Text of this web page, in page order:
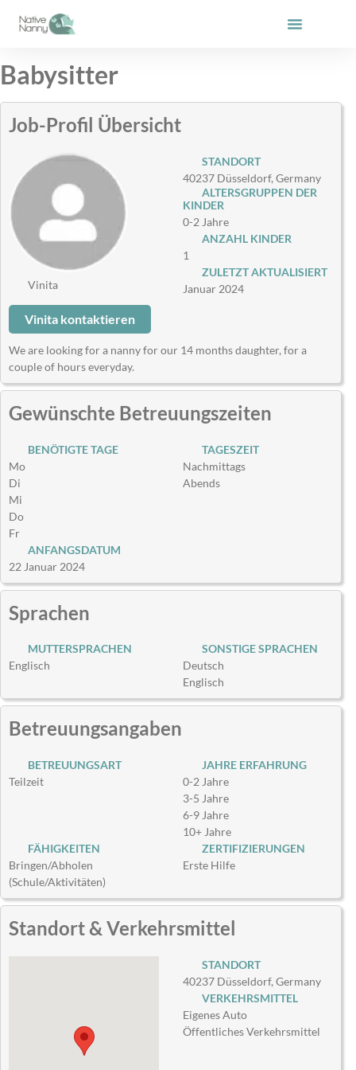
Inhalt
Babysitter
Job-Profil Übersicht
Vinita
STANDORT
40237 Düsseldorf, Germany
ALTERSGRUPPEN DER
KINDER
0-2 Jahre
ANZAHL KINDER
1
ZULETZT AKTUALISIERT
Januar 2024
Vinita kontaktieren
We are looking for a nanny for our 14 months daughter, for a
couple of hours everyday.
Gewünschte Betreuungszeiten
BENÖTIGTE TAGE
Mo
Di
Mi
Do
Fr
TAGESZEIT
Nachmittags
Abends
ANFANGSDATUM
22 Januar 2024
Sprachen
MUTTERSPRACHEN
Englisch
SONSTIGE SPRACHEN
Deutsch
Englisch
Betreuungsangaben
BETREUUNGSART
Teilzeit
JAHRE ERFAHRUNG
0-2 Jahre
3-5 Jahre
6-9 Jahre
10+ Jahre
FÄHIGKEITEN
Bringen/Abholen
(Schule/Aktivitäten)
ZERTIFIZIERUNGEN
Erste Hilfe
Standort & Verkehrsmittel
STANDORT
40237 Düsseldorf, Germany
VERKEHRSMITTEL
Eigenes Auto
Öffentliches Verkehrsmittel